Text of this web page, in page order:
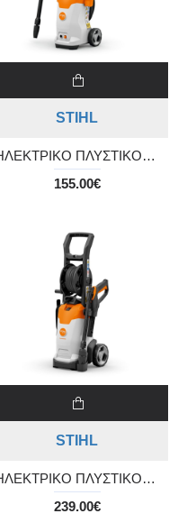
STIHL
ΗΛΕΚΤΡΙΚΟ ΠΛΥΣΤΙΚΟ ΥΨΗΛΗΣ ΠΙΕΣΗΣ RE 80
155.00€
STIHL
ΗΛΕΚΤΡΙΚΟ ΠΛΥΣΤΙΚΟ ΥΨΗΛΗΣ ΠΙΕΣΗΣ RE 100 PLUS CONTROL
239.00€